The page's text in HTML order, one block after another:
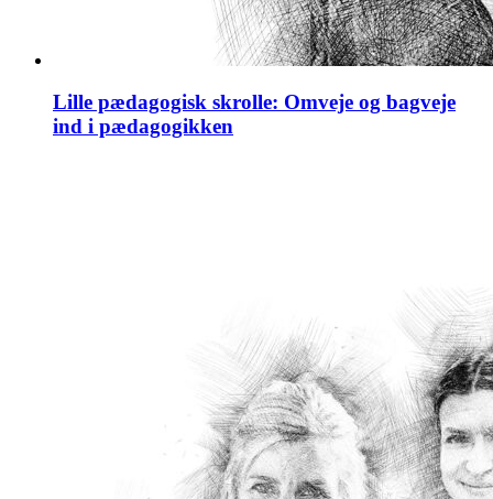
Lille pædagogisk skrolle: Omveje og bagveje
ind i pædagogikken